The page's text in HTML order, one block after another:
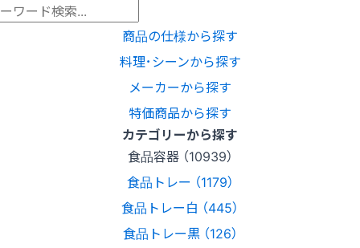
商品の仕様から探す
料理･シーンから探す
メーカーから探す
特価商品から探す
カテゴリーから探す
食品容器 （10939）
食品トレー （1179）
食品トレー白 （445）
食品トレー黒 （126）